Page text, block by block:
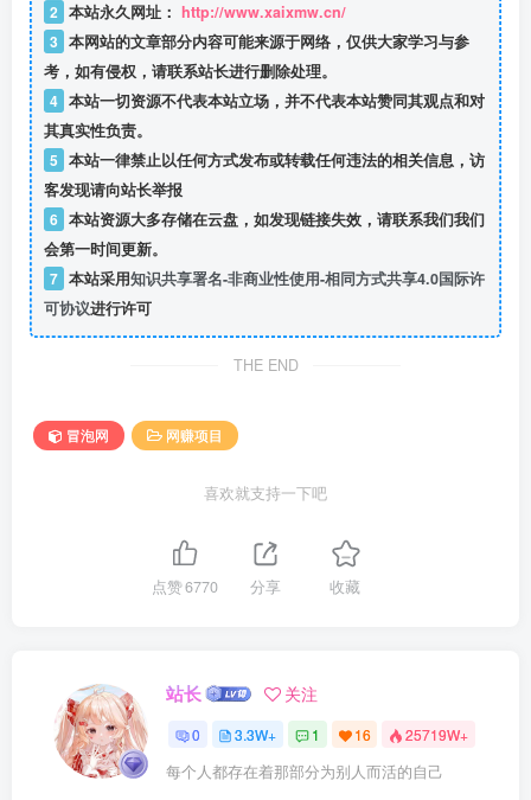
2 本站永久网址： http://www.xaixmw.cn/
3 本网站的文章部分内容可能来源于网络，仅供大家学习与参
考，如有侵权，请联系站长进行删除处理。
4 本站一切资源不代表本站立场，并不代表本站赞同其观点和对
其真实性负责。
5 本站一律禁止以任何方式发布或转载任何违法的相关信息，访
客发现请向站长举报
6 本站资源大多存储在云盘，如发现链接失效，请联系我们我们
会第一时间更新。
7 本站采用知识共享署名-非商业性使用-相同方式共享4.0国际许
可协议进行许可
THE END
冒泡网 网赚项目
喜欢就支持一下吧
点赞6770 分享 收藏
站长 关注
0 3.3W+ 1 16 25719W+
每个人都存在着那部分为别人而活的自己